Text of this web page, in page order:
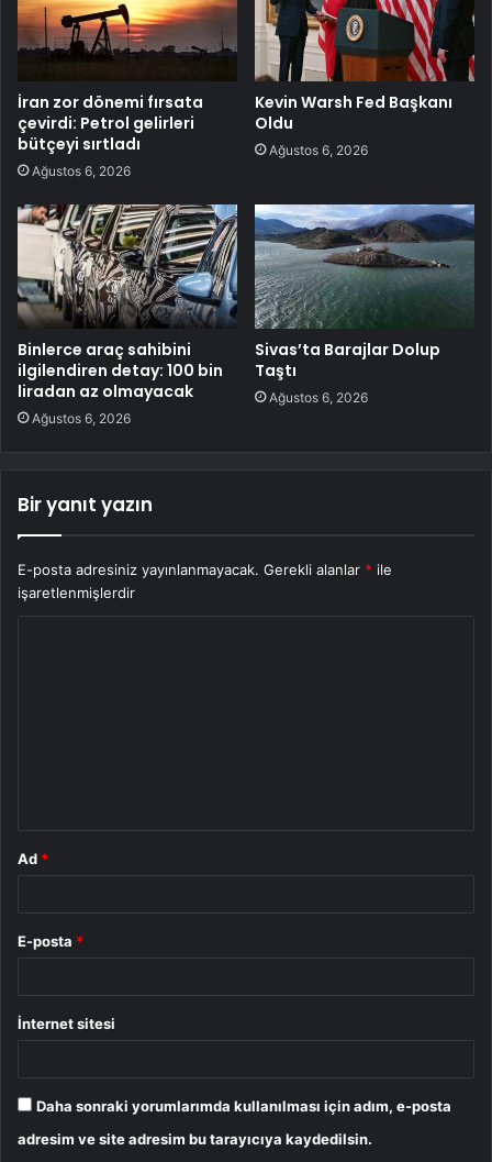
İran zor dönemi fırsata
çevirdi: Petrol gelirleri
bütçeyi sırtladı
Ağustos 6, 2026
Kevin Warsh Fed Başkanı
Oldu
Ağustos 6, 2026
Binlerce araç sahibini
ilgilendiren detay: 100 bin
liradan az olmayacak
Ağustos 6, 2026
Sivas’ta Barajlar Dolup
Taştı
Ağustos 6, 2026
Bir yanıt yazın
E-posta adresiniz yayınlanmayacak. Gerekli alanlar * ile
işaretlenmişlerdir
Ad *
E-posta *
İnternet sitesi
Daha sonraki yorumlarımda kullanılması için adım, e-posta
adresim ve site adresim bu tarayıcıya kaydedilsin.